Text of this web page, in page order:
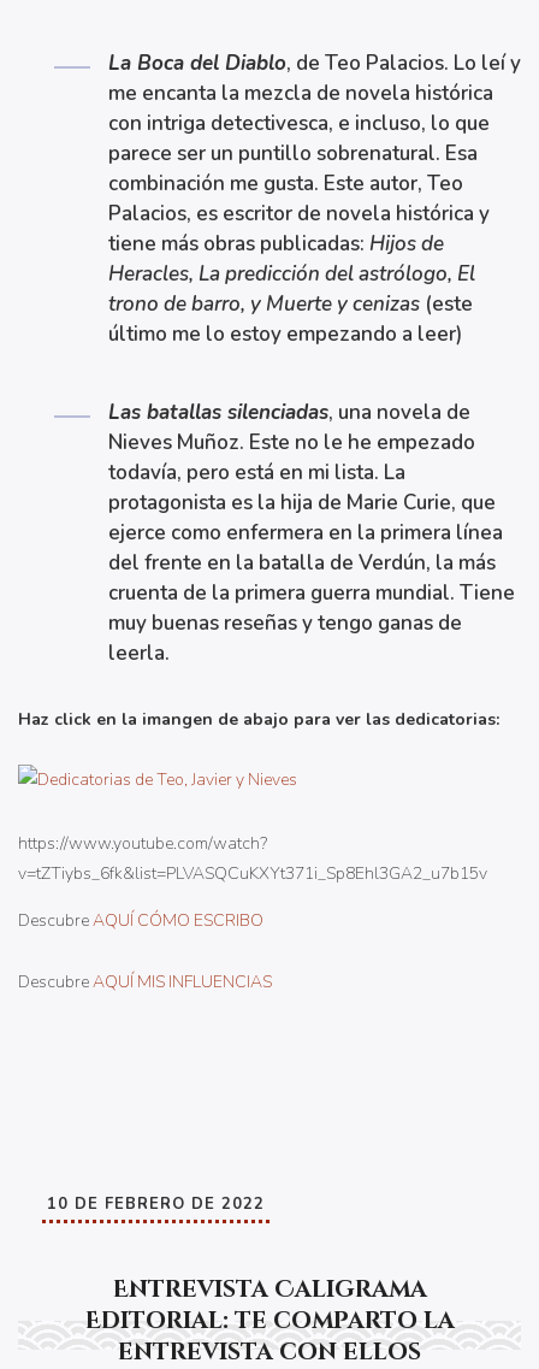
La Boca del Diablo, de Teo Palacios. Lo leí y
me encanta la mezcla de novela histórica
con intriga detectivesca, e incluso, lo que
parece ser un puntillo sobrenatural. Esa
combinación me gusta. Este autor, Teo
Palacios, es escritor de novela histórica y
tiene más obras publicadas: Hijos de
Heracles, La predicción del astrólogo, El
trono de barro, y Muerte y cenizas (este
último me lo estoy empezando a leer)
Las batallas silenciadas, una novela de
Nieves Muñoz. Este no le he empezado
todavía, pero está en mi lista. La
protagonista es la hija de Marie Curie, que
ejerce como enfermera en la primera línea
del frente en la batalla de Verdún, la más
cruenta de la primera guerra mundial. Tiene
muy buenas reseñas y tengo ganas de
leerla.
Haz click en la imangen de abajo para ver las dedicatorias:
https://www.youtube.com/watch?
v=tZTiybs_6fk&list=PLVASQCuKXYt371i_Sp8Ehl3GA2_u7b15v
DescubreAQUÍ CÓMO ESCRIBO
DescubreAQUÍ MIS INFLUENCIAS
Entrevista Caligrama
Editorial: te comparto la
entrevista con ellos
10 DE FEBRERO DE 2022